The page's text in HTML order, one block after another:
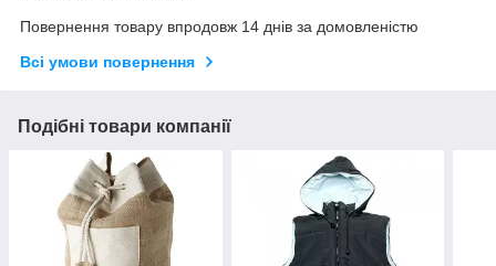
Повернення товару впродовж 14 днів за домовленістю
Всі умови повернення
Подібні товари компанії